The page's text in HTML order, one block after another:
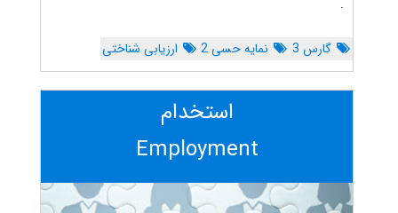
.
گارس 3 نمایه حسی 2 ارزیابی شناختی
استخدام
Employment